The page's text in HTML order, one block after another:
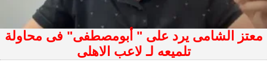
معتز الشامى يرد على " أبومصطفى" فى محاولة
تلميعه لـ لاعب الاهلى